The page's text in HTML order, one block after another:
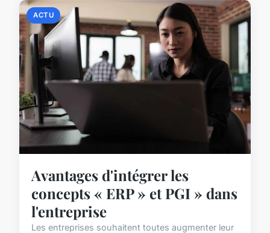
ACTU
Avantages d'intégrer les
concepts « ERP » et PGI » dans
l'entreprise
Les entreprises souhaitent toutes augmenter leur